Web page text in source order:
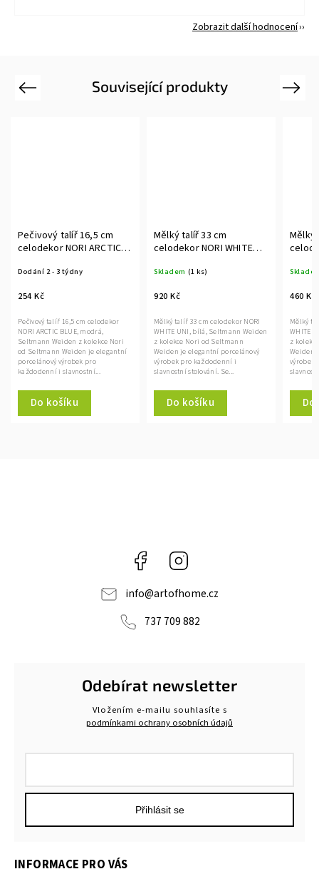
Zobrazit další hodnocení
Související produkty
Previous
Pečivový talíř 16,5 cm
celodekor NORI ARCTIC
Weiden
Dodání 2 - 3 týdny
254 Kč
Do košíku
Pečivový talíř 16,5 cm celodekor
NORI ARCTIC BLUE, modrá,
Seltmann Weiden z kolekce Nori
od Seltmann Weiden je elegantní
porcelánový výrobek pro
každodenní i slavnostní...
Mělký talíř 33 cm
celodekor NORI WHITE
Weiden
Skladem (1 ks)
920 Kč
Do košíku
Mělký talíř 33 cm celodekor NORI
WHITE UNI, bílá, Seltmann Weiden
z kolekce Nori od Seltmann
Weiden je elegantní porcelánový
výrobek pro každodenní i
slavnostní stolování. Se...
Mělký
460 Kč
Mělký
WHITE
z
Weiden
výrobek
Next
Facebook
info@artofhome.cz
737 709 882
Odebírat newsletter
Vložením e-mailu souhlasíte s
podmínkami ochrany osobních údajů
Přihlásit se
INFORMACE PRO VÁS